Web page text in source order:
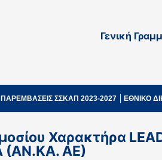
Γενική
ΠΑΡΕΜΒΑΣΕΙΣ ΣΣΚΑΠ 2023-2027 ΕΘΝΙΚΟ
Χαρακτήρα
(ΑΝ.ΚΑ. ΑΕ)